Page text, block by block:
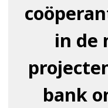
in de
bank